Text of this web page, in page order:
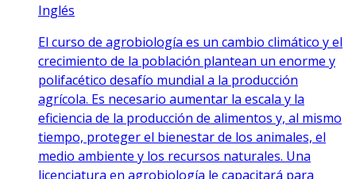
Inglés
El curso de agrobiología es un cambio climático y el
crecimiento de la población plantean un enorme y
polifacético desafío mundial a la producción
agrícola. Es necesario aumentar la escala y la
eficiencia de la producción de alimentos y, al mismo
tiempo, proteger el bienestar de los animales, el
medio ambiente y los recursos naturales. Una
licenciatura en agrobiología le capacitará para